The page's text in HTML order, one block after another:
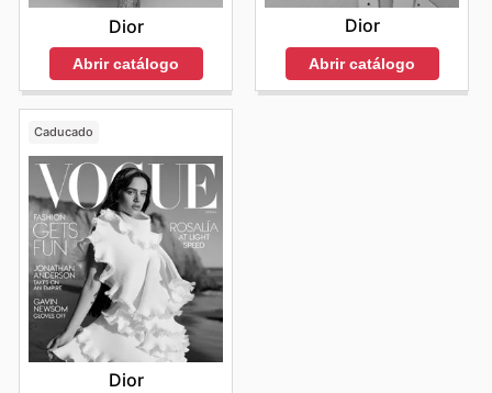
Dior
Abrir catálogo
Dior
Abrir catálogo
Caducado
Dior